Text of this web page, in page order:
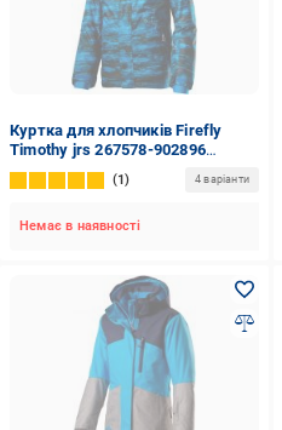
Куртка для хлопчиків Firefly
Timothy jrs 267578-902896
різнокольорова
1 4 варіанти
Немає в наявності